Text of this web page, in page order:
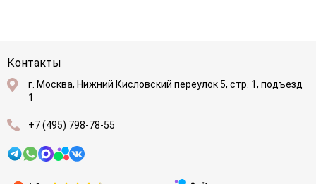
Контакты
г. Москва, Нижний Кисловский переулок 5, стр. 1, подъезд
1
+7 (495) 798-78-55